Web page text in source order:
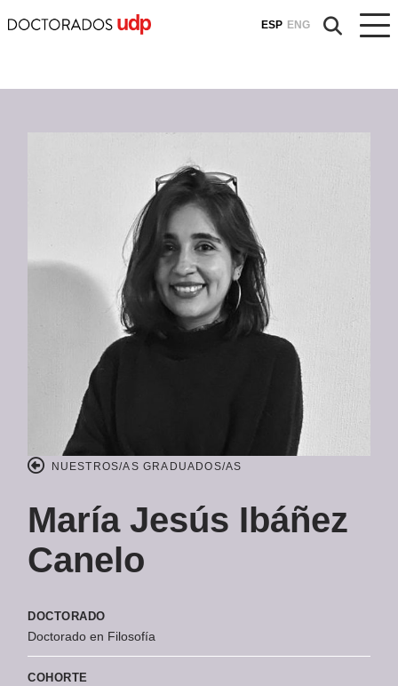
ESP ENG
NUESTROS/AS GRADUADOS/AS
María Jesús Ibáñez
Canelo
DOCTORADO
Doctorado en Filosofía
COHORTE